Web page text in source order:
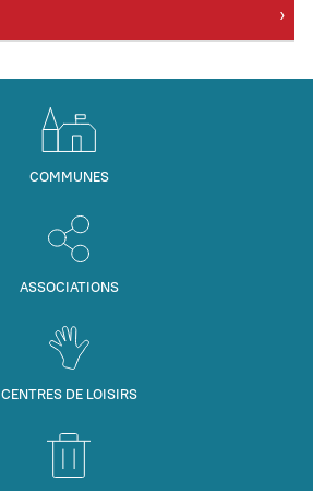
COMMUNES
ASSOCIATIONS
CENTRES DE LOISIRS